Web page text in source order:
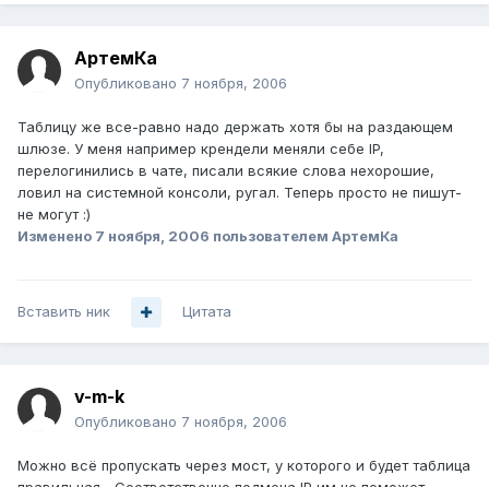
АртемКа
Опубликовано 7 ноября, 2006
Таблицу же все-равно надо держать хотя бы на раздающем
шлюзе. У меня например крендели меняли себе IP,
перелогинились в чате, писали всякие слова нехорошие,
ловил на системной консоли, ругал. Теперь просто не пишут-
не могут :)
Изменено 7 ноября, 2006 пользователем АртемКа
Вставить ник Цитата
v-m-k
Опубликовано 7 ноября, 2006
Можно всё пропускать через мост, у которого и будет таблица